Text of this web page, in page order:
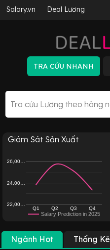
Salary.vn Deal Lương
Giám Sát Sản Xuất
Salary Prediction in 2025
Q1 Q2 Q3 Q4
22,00…
24,00…
26,00…
Ngành Hot Thống Kê